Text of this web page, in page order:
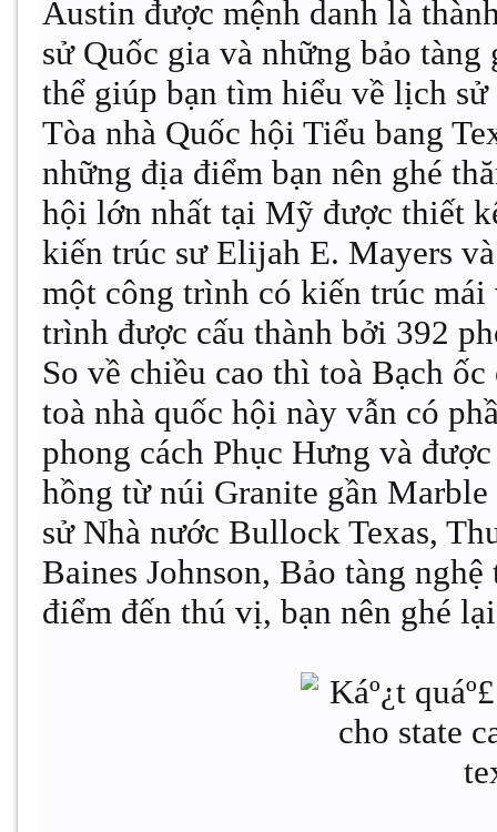
Austin được mệnh danh là
sử Quốc gia và những bảo
thể giúp bạn tìm hiểu về lịch
Tòa nhà Quốc hội Tiểu bang
những địa điểm bạn nên ghé
hội lớn nhất tại Mỹ được thiết
kiến trúc sư Elijah E. Mayers
một công trình có kiến trúc mái
trình được cấu thành bởi 392
So về chiều cao thì toà Bạch
toà nhà quốc hội này vẫn có
phong cách Phục Hưng và
hồng từ núi Granite gần
sử Nhà nước Bullock Texas,
Baines Johnson, Bảo tàng
điểm đến thú vị, bạn nên ghé